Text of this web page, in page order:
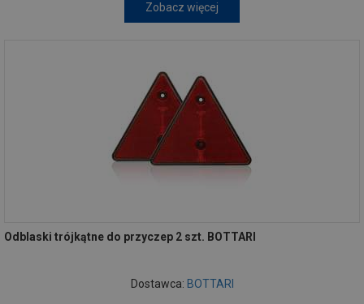
Zobacz więcej
Odblaski trójkątne do przyczep 2 szt. BOTTARI
Dostawca: BOTTARI